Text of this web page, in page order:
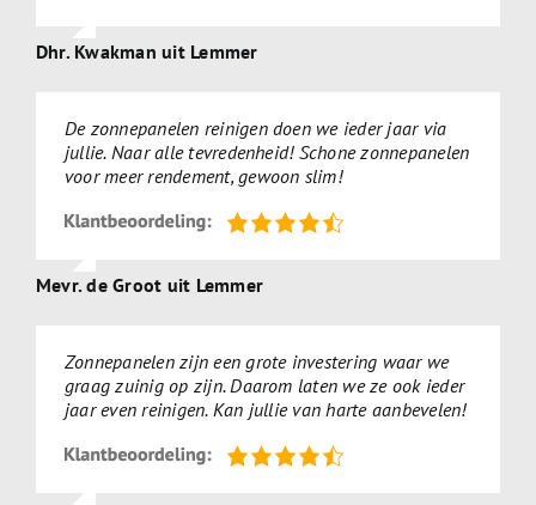
Dhr. Kwakman uit Lemmer
De zonnepanelen reinigen doen we ieder jaar via
jullie. Naar alle tevredenheid! Schone zonnepanelen
voor meer rendement, gewoon slim!
Mevr. de Groot uit Lemmer
Zonnepanelen zijn een grote investering waar we
graag zuinig op zijn. Daarom laten we ze ook ieder
jaar even reinigen. Kan jullie van harte aanbevelen!